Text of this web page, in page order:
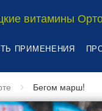
витамины
ПРИМЕНЕНИЯ
Бегом марш!